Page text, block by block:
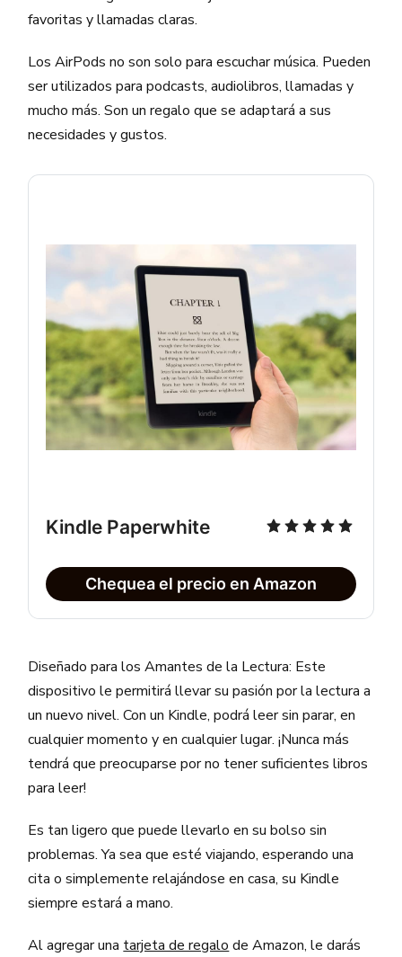
favoritas y llamadas claras.
Los AirPods no son solo para escuchar música. Pueden
ser utilizados para podcasts, audiolibros, llamadas y
mucho más. Son un regalo que se adaptará a sus
necesidades y gustos.
Kindle Paperwhite
Chequea el precio en Amazon
Diseñado para los Amantes de la Lectura: Este
dispositivo le permitirá llevar su pasión por la lectura a
un nuevo nivel. Con un Kindle, podrá leer sin parar, en
cualquier momento y en cualquier lugar. ¡Nunca más
tendrá que preocuparse por no tener suficientes libros
para leer!
Es tan ligero que puede llevarlo en su bolso sin
problemas. Ya sea que esté viajando, esperando una
cita o simplemente relajándose en casa, su Kindle
siempre estará a mano.
Al agregar una tarjeta de regalo de Amazon, le darás